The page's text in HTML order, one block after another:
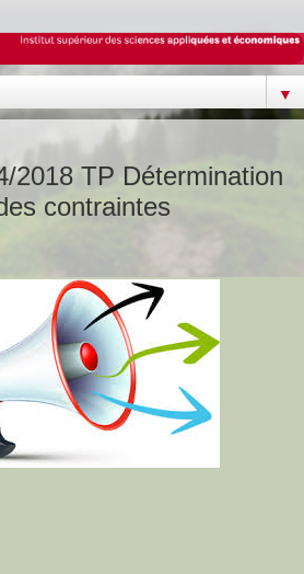
▼
2018 TP Détermination
contraintes